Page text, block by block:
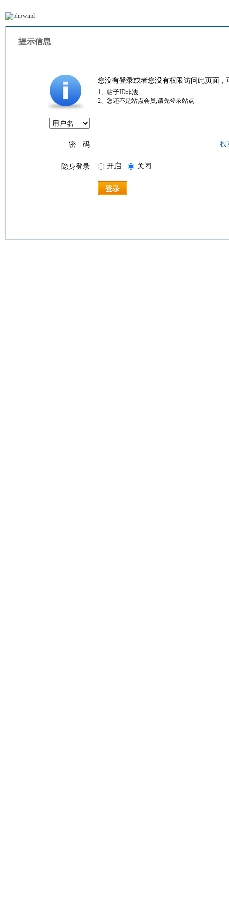
提示信息
您没有登录或者您没有权限访问此页面
1、帖子ID非法
2、您还不是站点会员,请先登录站点
密 码 找
隐身登录 开启 关闭
登录